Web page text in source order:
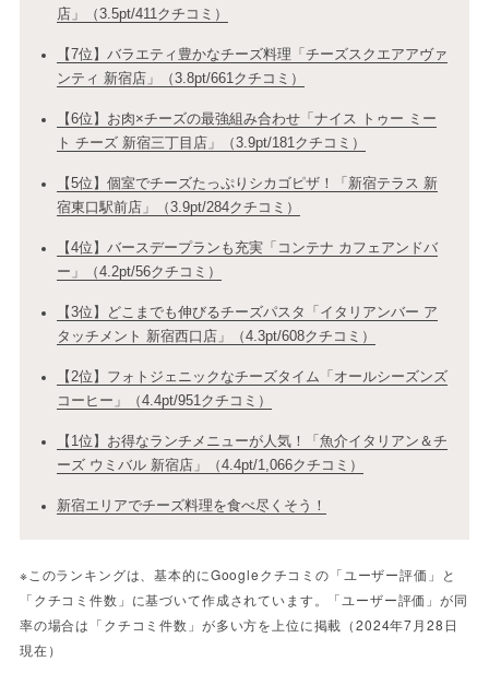
店」（3.5pt/411クチコミ）
【7位】バラエティ豊かなチーズ料理「チーズスクエアアヴァ
ンティ 新宿店」（3.8pt/661クチコミ）
【6位】お肉×チーズの最強組み合わせ「ナイス トゥー ミー
ト チーズ 新宿三丁目店」（3.9pt/181クチコミ）
【5位】個室でチーズたっぷりシカゴピザ！「新宿テラス 新
宿東口駅前店」（3.9pt/284クチコミ）
【4位】バースデープランも充実「コンテナ カフェアンドバ
ー」（4.2pt/56クチコミ）
【3位】どこまでも伸びるチーズパスタ「イタリアンバー ア
タッチメント 新宿西口店」（4.3pt/608クチコミ）
【2位】フォトジェニックなチーズタイム「オールシーズンズ
コーヒー」（4.4pt/951クチコミ）
【1位】お得なランチメニューが人気！「魚介イタリアン＆チ
ーズ ウミバル 新宿店」（4.4pt/1,066クチコミ）
新宿エリアでチーズ料理を食べ尽くそう！
※このランキングは、基本的にGoogleクチコミの「ユーザー評価」と
「クチコミ件数」に基づいて作成されています。「ユーザー評価」が同
率の場合は「クチコミ件数」が多い方を上位に掲載（2024年7月28日
現在）